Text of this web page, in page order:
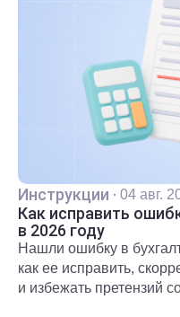
Инструкции · 04 авг.
Как исправить
в 2026 году
Нашли ошибку в
как ее исправить,
и избежать претензий